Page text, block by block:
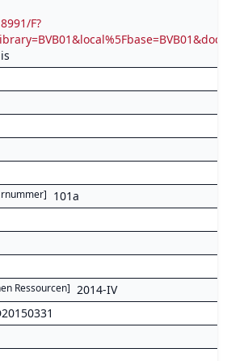
F?
] 101a
Ressourcen] 2014-IV